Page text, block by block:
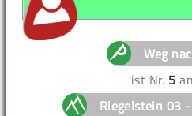
Weg
ist Nr. 5
Riegelstein 03